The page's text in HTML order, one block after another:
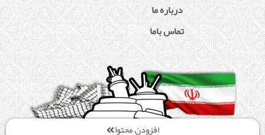
درباره ما
تماس باما
افزودن محتوا